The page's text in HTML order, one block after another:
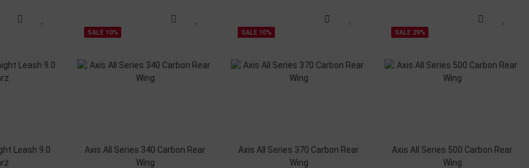
Leash 9.0
SALE 10%
Axis All Series 340 Carbon Rear
Wing
SALE 10%
Axis All Series 370 Carbon Rear
Wing
SALE 29%
Axis All Series 500 Carbon Rear
Wing